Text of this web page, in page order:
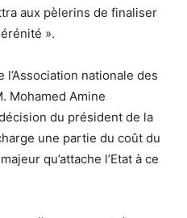
aux pèlerins de finaliser
».
nationale des
Mohamed Amine
du président de la
une partie du coût du
qu’attache l’Etat à ce